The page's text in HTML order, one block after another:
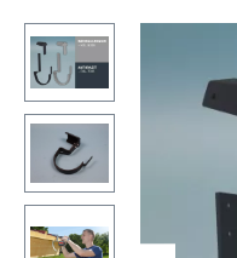
Bildergalerie überspringen